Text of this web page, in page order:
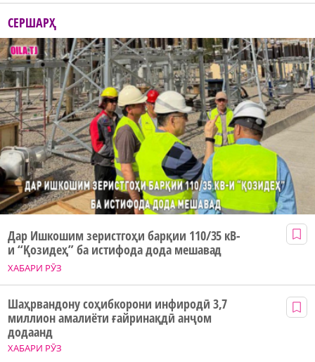
СЕРШАРҲ
ХАБАРИ РӮЗ
Дар Ишкошим зеристгоҳи барқии 110/35 кВ-
и “Қозидеҳ” ба истифода дода мешавад
ХАБАРИ РӮЗ
Шаҳрвандону соҳибкорони инфиродӣ 3,7
миллион амалиёти ғайринақдӣ анҷом
додаанд